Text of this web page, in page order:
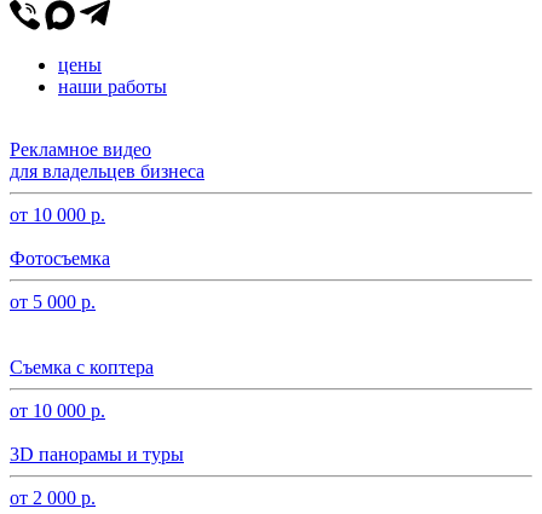
цены
наши работы
Рекламное видео
для владельцев бизнеса
от 10 000 р.
Фотосъемка
от 5 000 р.
Съемка с коптера
от 10 000 р.
3D панорамы и туры
от 2 000 р.